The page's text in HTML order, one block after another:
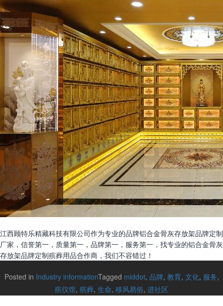
江西顾特乐精藏科技有限公司作为专业的品牌铝合金骨灰存放架品牌定制
厂家，信誉第一，质量第一，品牌第一，服务第一，找专业的铝合金骨灰
存放架品牌定制殡葬用品合作商，我们不容错过！
Posted in Industry informationTagged middot, 品牌, 教育, 文化, 服务,
殡仪馆, 殡葬, 生命, 移风易俗, 进社区